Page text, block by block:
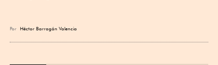
Por Héctor Barragán Valencia